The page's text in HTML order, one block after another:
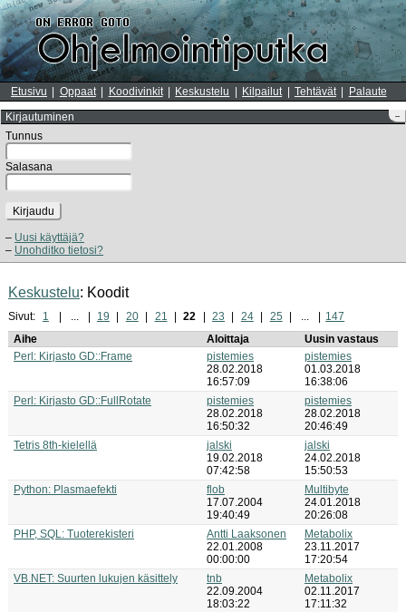
Etusivu Oppaat Koodivinkit Keskustelu Kilpailut Tehtävät Palaute
–
Kirjautuminen
Tunnus
Salasana
Kirjaudu
Uusi käyttäjä?
Unohditko tietosi?
Keskustelu: Koodit
Sivut: 1 ... 19 20 21 22 23 24 25 ...
147
Aihe
Aloittaja
Uusin vastaus
Perl: Kirjasto GD::Frame
pistemies
28.02.2018
16:57:09
pistemies
01.03.2018
16:38:06
Perl: Kirjasto GD::FullRotate
pistemies
28.02.2018
16:50:32
pistemies
28.02.2018
20:46:49
Tetris 8th-kielellä
jalski
19.02.2018
07:42:58
jalski
24.02.2018
15:50:53
Python: Plasmaefekti
flob
17.07.2004
19:40:49
Multibyte
24.01.2018
20:26:08
PHP, SQL: Tuoterekisteri
Antti Laaksonen
22.01.2008
00:00:00
Metabolix
23.11.2017
17:20:54
VB.NET: Suurten lukujen käsittely
tnb
22.09.2004
18:03:22
Metabolix
02.11.2017
17:11:32